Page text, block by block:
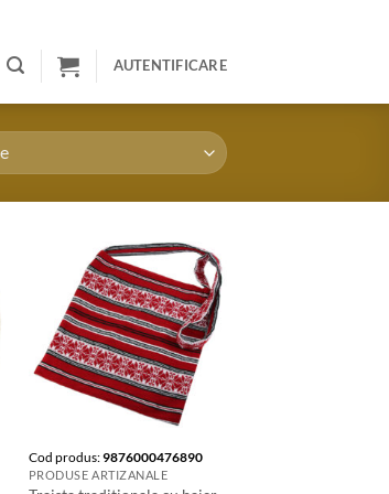
AUTENTIFICARE
Cod produs:9876000476890
PRODUSE ARTIZANALE